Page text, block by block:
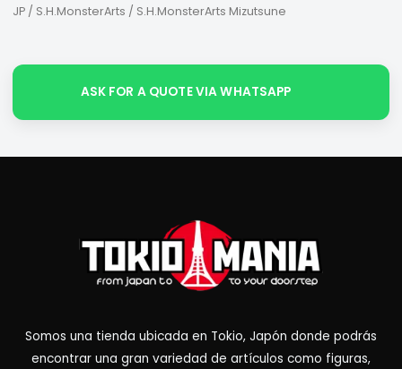
JP/ S.H.MonsterArts / S.H.MonsterArts Mizutsune
ASK FOR A QUOTE VIA WHATSAPP
Somos una tienda ubicada en Tokio, Japón donde podrás
encontrar una gran variedad de artículos como figuras,